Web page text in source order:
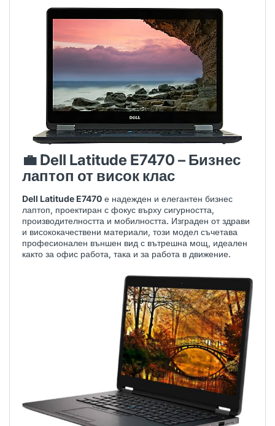
💼 Dell Latitude E7470 – Бизнес
лаптоп от висок клас
Dell Latitude E7470 е надежден и елегантен бизнес
лаптоп, проектиран с фокус върху сигурността,
производителността и мобилността. Изграден от здрави
и висококачествени материали, този модел съчетава
професионален външен вид с вътрешна мощ, идеален
както за офис работа, така и за работа в движение.